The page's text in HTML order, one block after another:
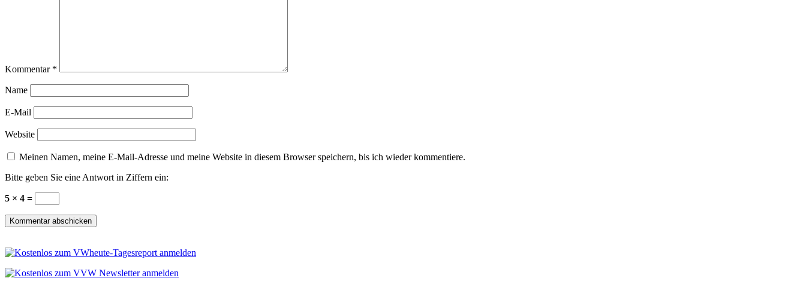
Kommentar *
Name
E-Mail
Website
Meinen Namen, meine E-Mail-Adresse und meine Website in diesem Browser speichern, bis ich wieder kommentiere.
Bitte geben Sie eine Antwort in Ziffern ein:
5 × 4 =